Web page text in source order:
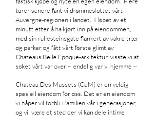
turer senere fant vi drømmeslottet vårt i
Auvergne-regionen i landet. I løpet av et
minutt etter å ha kjørt inn på eiendommen,
med sin rullesteinsgate flankert av vakre trær
og parker og fått vårt første glimt av
Chateaus Belle Époque-arkitektur, visste vi at
søket vårt var over ~ endelig var vi hjemme ~
Chateau Des Mussets (CdM) er en veldig
spesiell eiendom for oss. Det er en eiendom
vi håper vil forbli i familien vår i generasjoner,
og vil være et sted der vi kan dele intime